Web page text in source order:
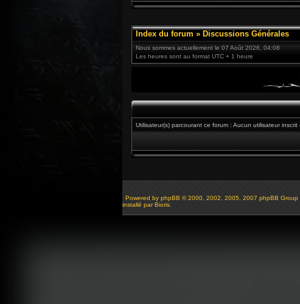
Index du forum » Discussions Générales
Nous sommes actuellement le 07 Août 2026, 04:08
Les heures sont au format UTC + 1 heure
Utilisateur(s) parcourant ce forum : Aucun utilisateur inscrit
Powered by phpBB © 2000, 2002, 2005, 2007 phpBB Group
installé par Bioris.